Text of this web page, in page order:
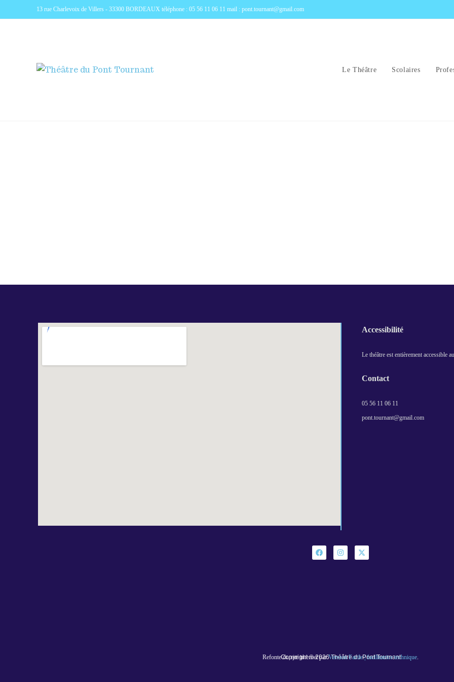
13 rue Charlevoix de Villers - 33300 BORDEAUX téléphone : 05 56 11 06 11 mail : pont.tournant@gmail.com
Le Théâtre Scolaires
Accessibilité
Le théâtre est entièrement accessible
Contact
05 56 11 06 11
pont.tournant@gmail.com
Copyright © 2026 Théâtre du Pont Tournant
Refonte du site internet parVersion Facile | facilitatrice technique.